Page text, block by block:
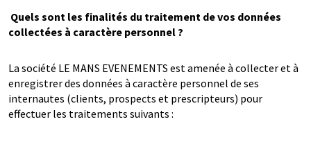
Quels sont les finalités du traitement de vos données
collectées à caractère personnel ?
La société LE MANS EVENEMENTS est amenée à collecter et à
enregistrer des données à caractère personnel de ses
internautes (clients, prospects et prescripteurs) pour
effectuer les traitements suivants :